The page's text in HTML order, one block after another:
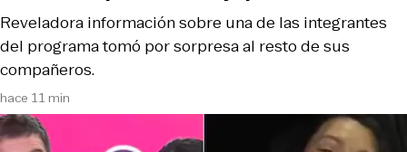
hace 11 min
Reveladora información sobre una de las integrantes
del programa tomó por sorpresa al resto de sus
compañeros.